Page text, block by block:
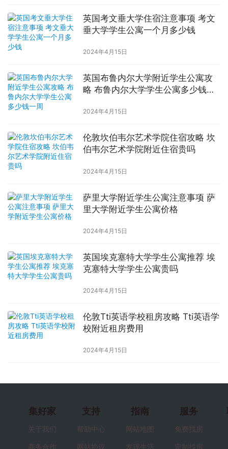
英国考文垂大学住宿注意事项 考文
垂大学学生公寓一个月多少钱
2024年4月15日
英国布鲁内尔大学附近学生公寓攻
略 布鲁内尔大学学生公寓多少钱一
2024年4月15日
伦敦坎伯韦尔艺术学院住宿攻略 坎
伯韦尔艺术学院附近住宿贵吗
2024年4月15日
萨里大学附近学生公寓注意事项 萨
里大学附近学生公寓价格
2024年4月15日
英国埃克塞特大学学生公寓推荐 埃
克塞特大学学生公寓贵吗
2024年4月15日
伦敦Tti英语学校租房攻略 Tti英语学
校附近租房费用
2024年4月15日
集好家
关于我们
商务合作
支持
帮助中心
网站协议
指南
网站地图
发现生活
服务
免费找房
定制找房